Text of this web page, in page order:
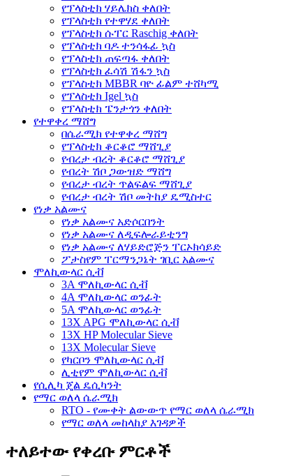
የፕላስቲክ ሃይሌክስ ቀለበት
የፕላስቲክ የተዋሃደ ቀለበት
የፕላስቲክ ሱፐር Raschig ቀለበት
የፕላስቲክ ባዶ ተንሳፋፊ ኳስ
የፕላስቲክ ጠፍጣፋ ቀለበት
የፕላስቲክ ፈሳሽ ሽፋን ኳስ
የፕላስቲክ MBBR ባዮ ፊልም ተሸካሚ
የፕላስቲክ Igel ኳስ
የፕላስቲክ ፔንታጎን ቀለበት
የተዋቀረ ማሸግ
በሴራሚክ የተዋቀረ ማሸግ
የፕላስቲክ ቆርቆሮ ማሸጊያ
የብረታ ብረት ቆርቆሮ ማሸጊያ
የብረት ሽቦ ጋውዝድ ማሸግ
የብረታ ብረት ጥልፍልፍ ማሸጊያ
የብረታ ብረት ሽቦ መትከያ ዴሚስተር
የነቃ አልሙና
የነቃ አልሙና አድሶርበንት
የነቃ አልሙና ለዲፍሎራይቲንግ
የነቃ አልሙና ለሃይድሮጅን ፐርኦክሳይድ
ፖታስየም ፐርማንጋኔት ገቢር አልሙና
ሞለኪውላር ሲቭ
3A ሞለኪውላር ሲቭ
4A ሞለኪውላር ወንፊት
5A ሞለኪውላር ወንፊት
13X APG ሞለኪውላር ሲቭ
13X HP Molecular Sieve
13X Molecular Sieve
የካርቦን ሞለኪውላር ሲቭ
ሊቲየም ሞለኪውላር ሲቭ
የሲሊካ ጄል ዴሲካንት
የማር ወለላ ሴራሚክ
RTO - የሙቀት ልውውጥ የማር ወለላ ሴራሚክ
የማር ወለላ መከላከያ እገዳዎች
ተለይተው የቀረቡ ምርቶች